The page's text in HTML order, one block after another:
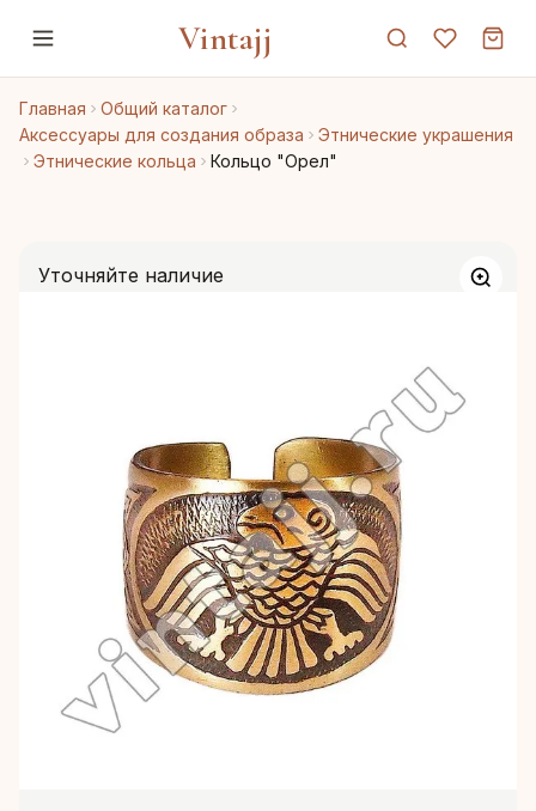
Vintajj
Главная
Общий каталог
Аксессуары для создания образа
Этнические украшения
Этнические кольца
Кольцо "Орел"
Уточняйте наличие